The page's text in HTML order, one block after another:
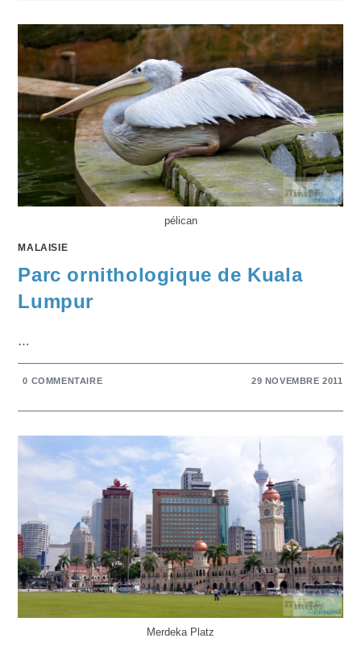
pélican
MALAISIE
Parc ornithologique de Kuala
Lumpur
…
0 COMMENTAIRE 29 NOVEMBRE 2011
Merdeka Platz